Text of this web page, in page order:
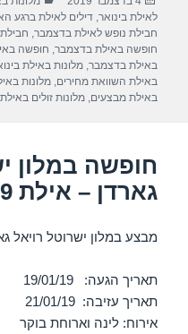
e
b
o
o
s
p
p
בתאריך
לאילת בינואר,דילים לאילת ברגע
חבילת נופש לאילת בדצמבר,
חופשה באילת בדצמבר, חופשה
באילת בדצמבר,מלונות באילת
באילת השוואת מחירים,מלונות
באילת מבצעים,מלונות זולים באילת
חופשה במלון
גארדן – אילת 19/01/2019
מבצע במלון ישרוטל רויאל
תאריך הגעה: 19/01/19
תאריך עזיבה: 21/01/19
אירוח: לינה וארוחת בוקר